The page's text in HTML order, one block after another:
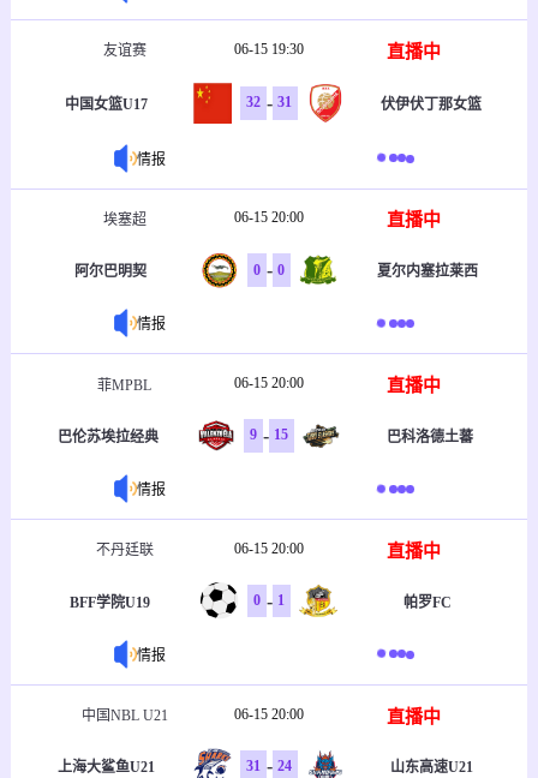
友谊赛 06-15 19:30 直播中
中国女篮U17 32 - 31 伏伊伏丁那女篮
情报
埃塞超 06-15 20:00 直播中
阿尔巴明契 0 - 0 夏尔内塞拉莱西
情报
菲MPBL 06-15 20:00 直播中
巴伦苏埃拉经典 9 - 15 巴科洛德土蕃
情报
不丹廷联 06-15 20:00 直播中
BFF学院U19 0 - 1 帕罗FC
情报
中国NBL U21 06-15 20:00 直播中
上海大鲨鱼U21 31 - 24 山东高速U21